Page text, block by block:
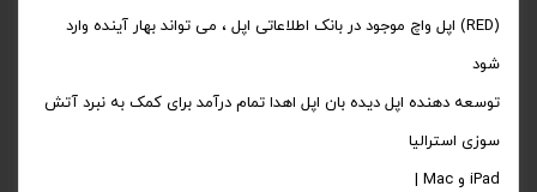
(RED) اپل واچ موجود در بانک اطلاعاتی اپل ، می تواند بهار آینده وارد
شود
توسعه دهنده اپل دیده بان اپل اهدا تمام درآمد برای کمک به نبرد آتش
سوزی استرالیا
iPad و Mac |